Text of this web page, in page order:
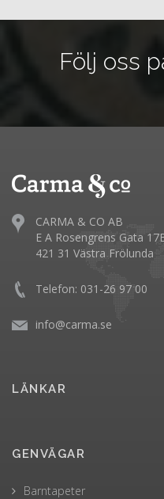
Följ oss
CARMA & CO AB
E A Rosengrens Gata
421 31 Västra Frölunda
Telefon: 031-26 97 00
info@carma.se
LÄNKAR
GENVÄGAR
Barntapeter